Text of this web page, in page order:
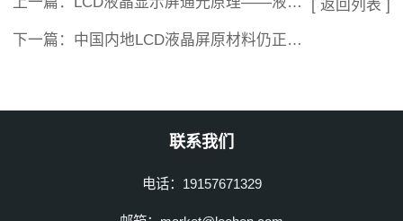
下一篇： 中国内地LCD液晶屏原材料仍正在发展中(一)
[ 返回列表 ]
联系我们
电话：19157671329